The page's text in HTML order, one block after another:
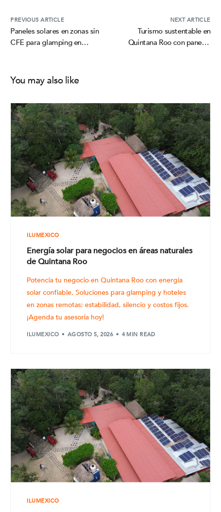
PREVIOUS ARTICLE
Paneles solares en zonas sin
CFE para glamping en
NEXT ARTICLE
Turismo sustentable en
Quintana Roo con paneles
You may also like
ILUMEXICO
Energía solar para negocios en áreas naturales
de Quintana Roo
Potencia tu negocio en Quintana Roo con energía
solar confiable. Soluciones para glamping y hoteles
en zonas remotas: estabilidad, silencio y costos fijos.
¡Agenda tu asesoría hoy!
ILUMEXICO AGOSTO 5, 2026 4 MIN READ
ILUMEXICO